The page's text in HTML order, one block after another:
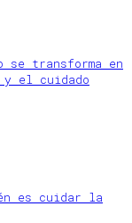
transforma en
el cuidado
es cuidar la